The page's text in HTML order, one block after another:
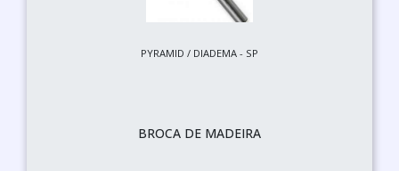
PYRAMID / DIADEMA - SP
BROCA DE MADEIRA